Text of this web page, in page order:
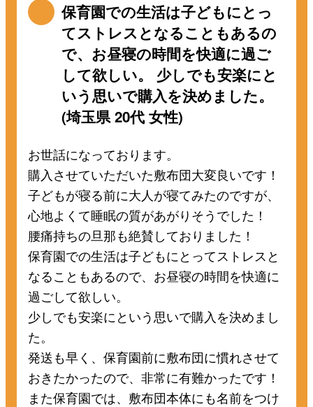
保育園での生活は子どもにとっ
てストレスとなることもあるの
で、お昼寝の時間を快適に過ご
して欲しい。 少しでも安楽にと
いう思いで購入を決めました。
(埼玉県 20代 女性)
お世話になっております。
購入させていただいた敷布団大変良いです！
子どもが寝る前に大人が寝てみたのですが、
心地よくて睡眠の質があがりそうでした！
腰痛持ちの旦那も絶賛しておりました！
保育園での生活は子どもにとってストレスと
なることもあるので、お昼寝の時間を快適に
過ごして欲しい。
少しでも安楽にという思いで購入を決めまし
た。
発送も早く、保育園前に敷布団に慣れさせて
おきたかったので、非常に有難かったです！
また保育園では、敷布団本体にも名前をつけ